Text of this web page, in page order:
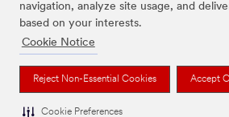
navigation, analyze site usage, and
based on your interests.
Cookie Notice
Reject Non-Essential Cookies Accept
Cookie Preferences
A Futuro a 3M bejegyzett